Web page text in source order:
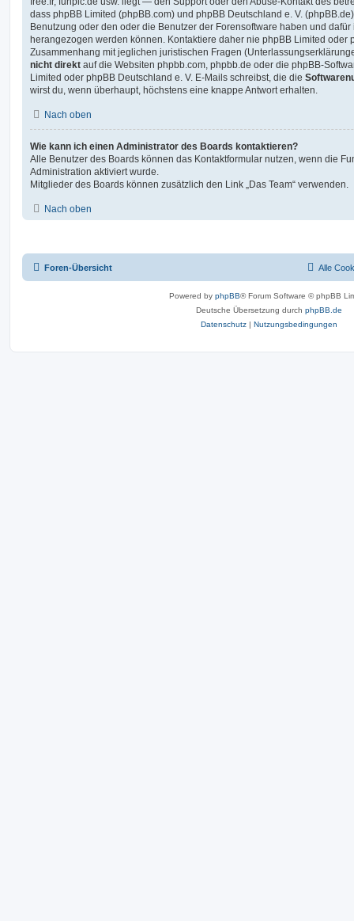
dass phpBB Limited (phpBB.com) und phpBB Deutschland e. V.
Benutzung oder den oder die Benutzer der Forensoftware haben und
herangezogen werden können. Kontaktiere daher nie phpBB Limited oder
Zusammenhang mit jeglichen juristischen Fragen
nicht direkt auf die Websiten phpbb.com, phpbb.de oder die phpBB-
Limited oder phpBB Deutschland e. V. E-Mails schreibst, die die
wirst du, wenn überhaupt, höchstens eine knappe Antwort erhalten.
Nach oben
Wie kann ich einen Administrator des Boards kontaktieren?
Alle Benutzer des Boards können das Kontaktformular nutzen, wenn die
Administration aktiviert wurde.
Mitglieder des Boards können zusätzlich den Link „Das Team“ verwenden.
Nach oben
Foren-Übersicht Alle
Powered by phpBB® Forum Software © phpBB
Deutsche Übersetzung durch phpBB.de
Datenschutz | Nutzungsbedingungen